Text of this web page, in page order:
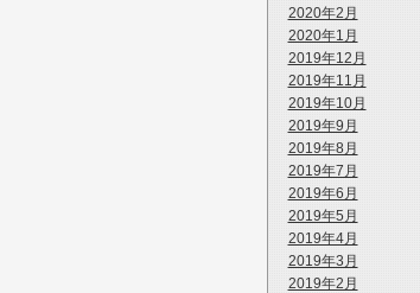
2020年2月
2020年1月
2019年12月
2019年11月
2019年10月
2019年9月
2019年8月
2019年7月
2019年6月
2019年5月
2019年4月
2019年3月
2019年2月